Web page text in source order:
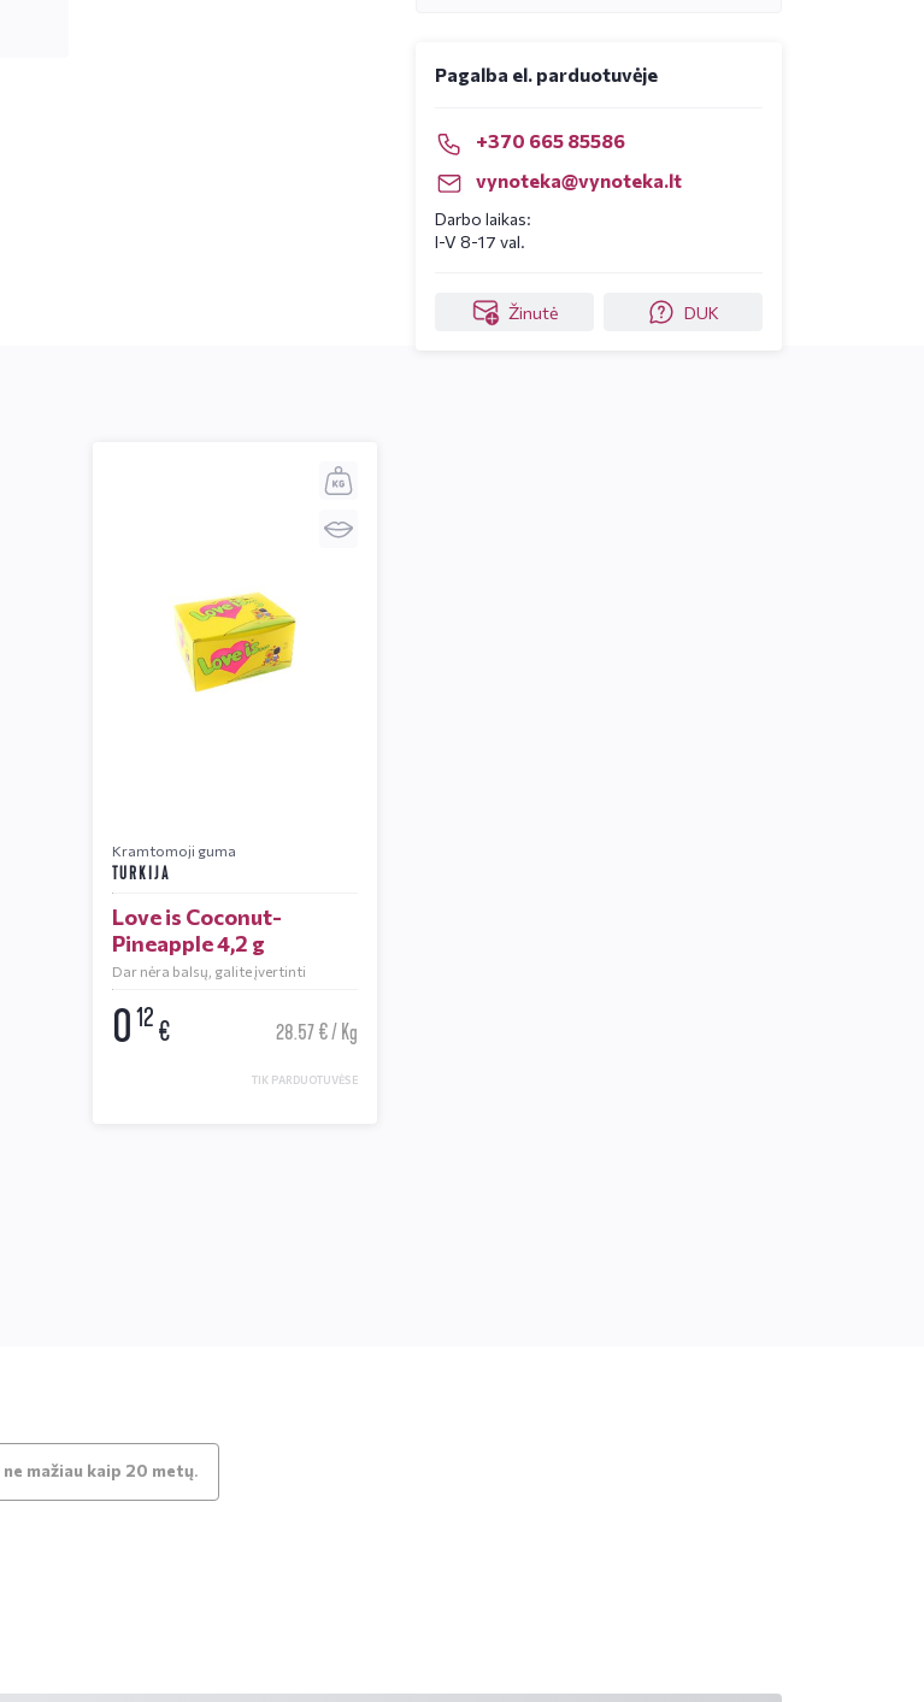
Pagalba el. parduotuvėje
+370 665 85586
vynoteka@vynoteka.lt
Darbo laikas:
I-V 8-17 val.
Žinutė DUK
Kramtomoji guma
TURKIJA
Love is Coconut-
Pineapple 4,2 g
Dar nėra balsų, galite įvertinti
012€ 28.57 € / Kg
TIK PARDUOTUVĖSE
ne mažiau kaip 20 metų.